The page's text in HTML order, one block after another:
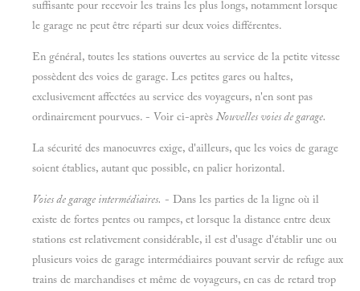
suffisante pour recevoir les trains les plus longs, notamment lorsque
le garage ne peut être réparti sur deux voies différentes.
En général, toutes les stations ouvertes au service de la petite vitesse
possèdent des voies de garage. Les petites gares ou haltes,
exclusivement affectées au service des voyageurs, n'en sont pas
ordinairement pourvues. - Voir ci-après Nouvelles voies de garage.
La sécurité des manoeuvres exige, d'ailleurs, que les voies de garage
soient établies, autant que possible, en palier horizontal.
Voies de garage intermédiaires. - Dans les parties de la ligne où il
existe de fortes pentes ou rampes, et lorsque la distance entre deux
stations est relativement considérable, il est d'usage d'établir une ou
plusieurs voies de garage intermédiaires pouvant servir de refuge aux
trains de marchandises et même de voyageurs, en cas de retard trop